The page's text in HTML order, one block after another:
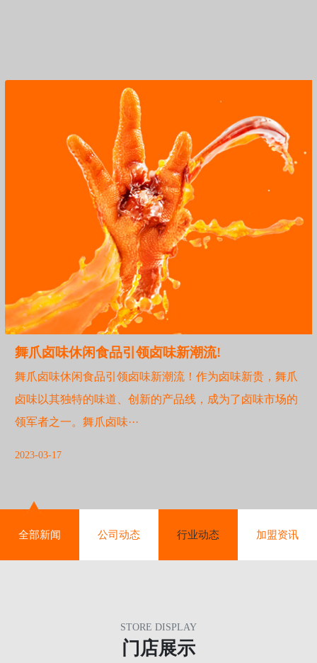
舞爪卤味休闲食品引领卤味新潮流!
舞爪卤味休闲食品引领卤味新潮流！作为卤味新贵，舞爪
卤味以其独特的味道、创新的产品线，成为了卤味市场的
领军者之一。舞爪卤味···
2023-03-17
全部新闻 公司动态 行业动态 加盟资讯
STORE DISPLAY
门店展示